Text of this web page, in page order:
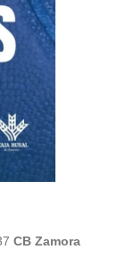
CB Zamora